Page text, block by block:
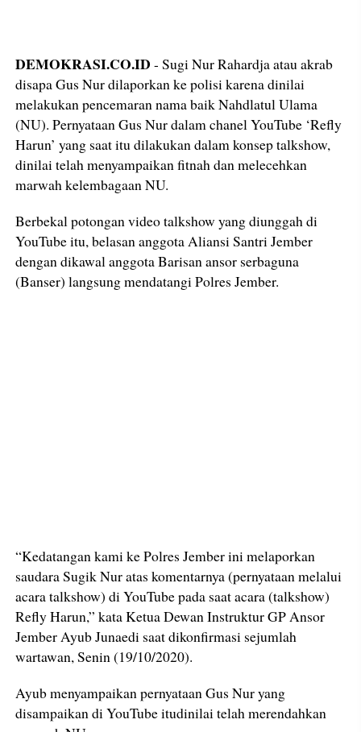
DEMOKRASI.CO.ID - Sugi Nur Rahardja atau akrab
disapa Gus Nur dilaporkan ke polisi karena dinilai
melakukan pencemaran nama baik Nahdlatul Ulama
(NU). Pernyataan Gus Nur dalam chanel YouTube ‘Refly
Harun’ yang saat itu dilakukan dalam konsep talkshow,
dinilai telah menyampaikan fitnah dan melecehkan
marwah kelembagaan NU.
Berbekal potongan video talkshow yang diunggah di
YouTube itu, belasan anggota Aliansi Santri Jember
dengan dikawal anggota Barisan ansor serbaguna
(Banser) langsung mendatangi Polres Jember.
“Kedatangan kami ke Polres Jember ini melaporkan
saudara Sugik Nur atas komentarnya (pernyataan melalui
acara talkshow) di YouTube pada saat acara (talkshow)
Refly Harun,” kata Ketua Dewan Instruktur GP Ansor
Jember Ayub Junaedi saat dikonfirmasi sejumlah
wartawan, Senin (19/10/2020).
Ayub menyampaikan pernyataan Gus Nur yang
disampaikan di YouTube itudinilai telah merendahkan